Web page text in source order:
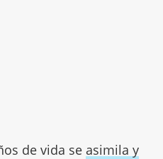
de vida se asimila y